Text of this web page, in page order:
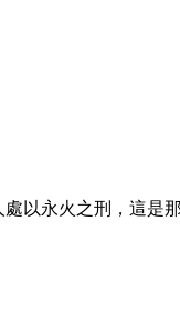
以永火之刑，這是